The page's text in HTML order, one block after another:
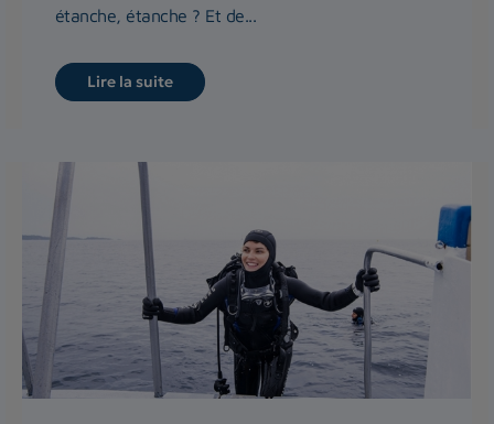
étanche, étanche ? Et de...
Lire la suite